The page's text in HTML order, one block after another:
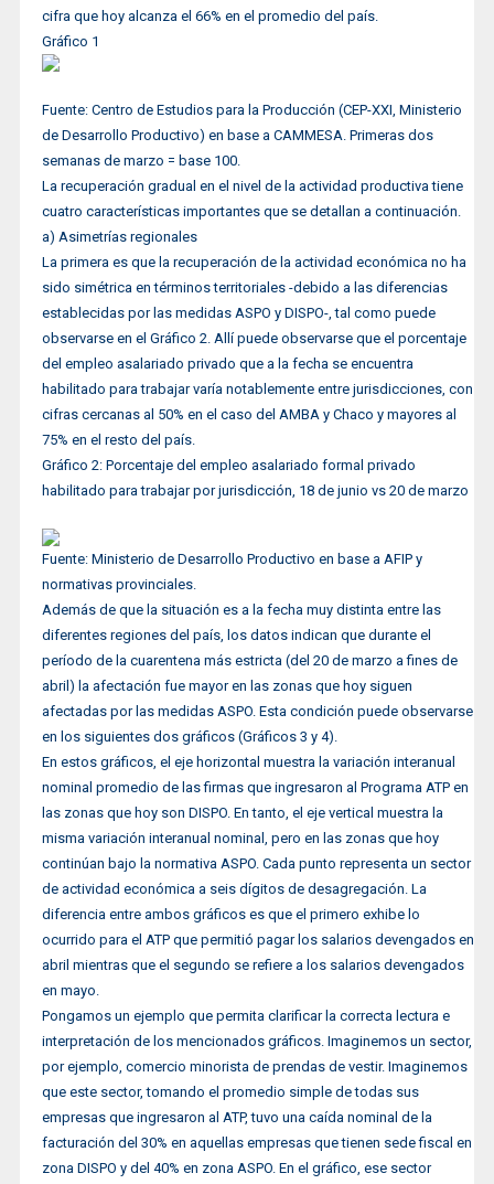
cifra que hoy alcanza el 66% en el promedio del país.
Gráfico 1
Fuente: Centro de Estudios para la Producción (CEP-XXI, Ministerio
de Desarrollo Productivo) en base a CAMMESA. Primeras dos
semanas de marzo = base 100.
La recuperación gradual en el nivel de la actividad productiva tiene
cuatro características importantes que se detallan a continuación.
a) Asimetrías regionales
La primera es que la recuperación de la actividad económica no ha
sido simétrica en términos territoriales -debido a las diferencias
establecidas por las medidas ASPO y DISPO-, tal como puede
observarse en el Gráfico 2. Allí puede observarse que el porcentaje
del empleo asalariado privado que a la fecha se encuentra
habilitado para trabajar varía notablemente entre jurisdicciones, con
cifras cercanas al 50% en el caso del AMBA y Chaco y mayores al
75% en el resto del país.
Gráfico 2: Porcentaje del empleo asalariado formal privado
habilitado para trabajar por jurisdicción, 18 de junio vs 20 de marzo
Fuente: Ministerio de Desarrollo Productivo en base a AFIP y
normativas provinciales.
Además de que la situación es a la fecha muy distinta entre las
diferentes regiones del país, los datos indican que durante el
período de la cuarentena más estricta (del 20 de marzo a fines de
abril) la afectación fue mayor en las zonas que hoy siguen
afectadas por las medidas ASPO. Esta condición puede observarse
en los siguientes dos gráficos (Gráficos 3 y 4).
En estos gráficos, el eje horizontal muestra la variación interanual
nominal promedio de las firmas que ingresaron al Programa ATP en
las zonas que hoy son DISPO. En tanto, el eje vertical muestra la
misma variación interanual nominal, pero en las zonas que hoy
continúan bajo la normativa ASPO. Cada punto representa un sector
de actividad económica a seis dígitos de desagregación. La
diferencia entre ambos gráficos es que el primero exhibe lo
ocurrido para el ATP que permitió pagar los salarios devengados en
abril mientras que el segundo se refiere a los salarios devengados
en mayo.
Pongamos un ejemplo que permita clarificar la correcta lectura e
interpretación de los mencionados gráficos. Imaginemos un sector,
por ejemplo, comercio minorista de prendas de vestir. Imaginemos
que este sector, tomando el promedio simple de todas sus
empresas que ingresaron al ATP, tuvo una caída nominal de la
facturación del 30% en aquellas empresas que tienen sede fiscal en
zona DISPO y del 40% en zona ASPO. En el gráfico, ese sector